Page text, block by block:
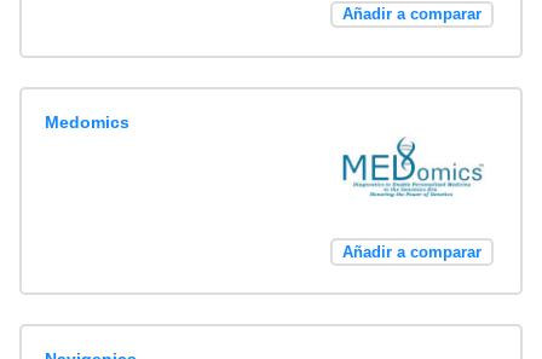
Añadir a comparar
Medomics
Añadir a comparar